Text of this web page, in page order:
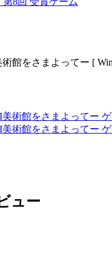
館をさまよってー [
ュー